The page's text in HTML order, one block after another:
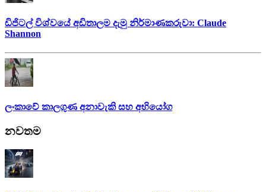
ඩිජිටල් විශ්වයේ අඩිතාලම දැමු නිර්මාණකරුවා: Claude
Shannon
ලංකාවේ කාලගුණ අනාවැකි සහ අභියෝග
නවතම